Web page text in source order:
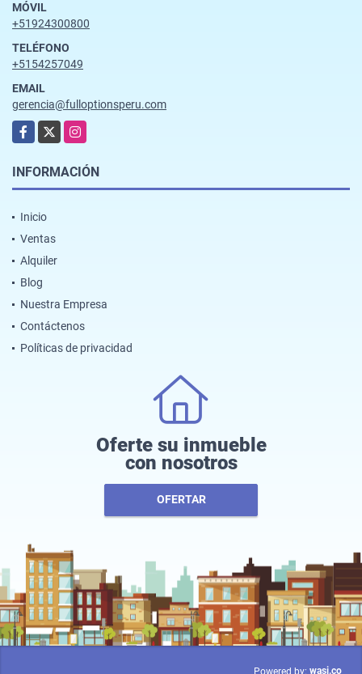
MÓVIL
+51924300800
TELÉFONO
+5154257049
EMAIL
gerencia@fulloptionsperu.com
Facebook
X Instagram
INFORMACIÓN
Inicio
Ventas
Alquiler
Blog
Nuestra Empresa
Contáctenos
Políticas de privacidad
Oferte su inmueble
con nosotros
OFERTAR
Powered by: wasi.co